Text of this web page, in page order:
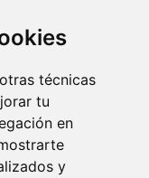
técnicas
tu
en
y